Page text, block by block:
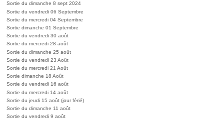
Sortie du dimanche 8 sept 2024
Sortie du vendredi 06 Septembre
Sortie du mercredi 04 Septembre
Sortie dimanche 01 Septembre
Sortie du vendredi 30 août
Sortie du mercredi 28 août
Sortie du dimanche 25 août
Sortie du vendredi 23 Août
Sortie du mercredi 21 Août
Sortie dimanche 18 Août
Sortie du vendredi 16 août
Sortie du mercredi 14 août
Sortie du jeudi 15 août (jour férié)
Sortie du dimanche 11 août
Sortie du vendredi 9 août